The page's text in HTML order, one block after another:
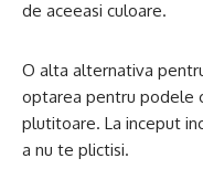
de aceeasi culoare.
O alta alternativa
optarea pentru podele
plutitoare. La inceput
a nu te plictisi.